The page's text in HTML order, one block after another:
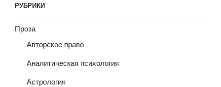
РУБРИКИ
Проза
Авторское право
Аналитическая психология
Астрология